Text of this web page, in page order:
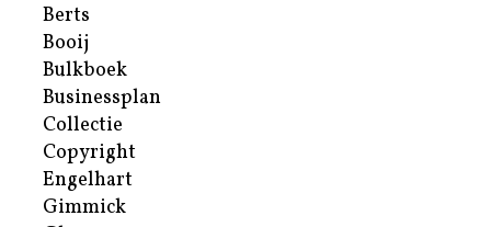
Berts
Booij
Bulkboek
Businessplan
Collectie
Copyright
Engelhart
Gimmick